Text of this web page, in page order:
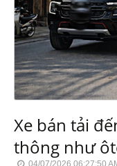
Xe bán tải
thông như